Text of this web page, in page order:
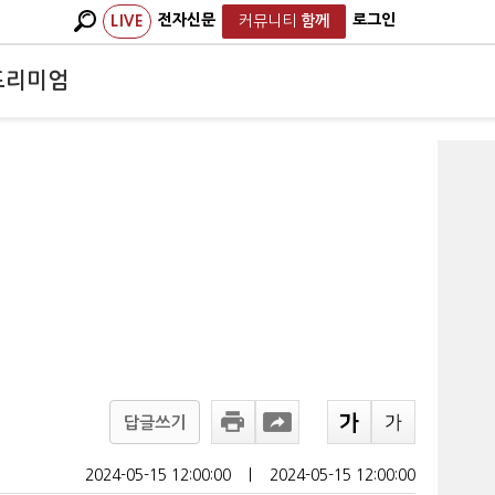
LIVE 전자신문 커뮤니티 함께 로그인
리미엄
답글쓰기
2024-05-15 12:00:00 2024-05-15 12:00:00